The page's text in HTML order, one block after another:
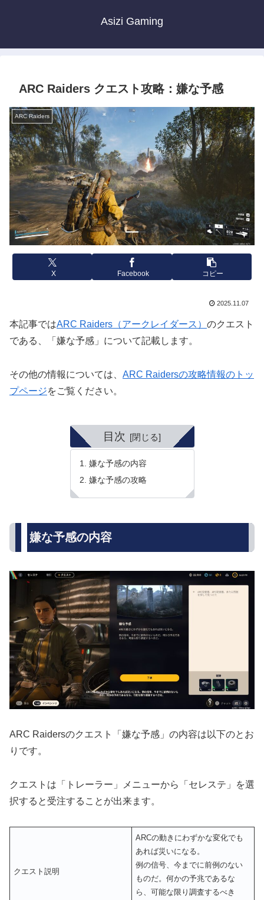
Asizi Gaming
ARC Raiders クエスト攻略：嫌な予感
ARC Raiders
X Facebook コピー
2025.11.07
本記事ではARC Raiders（アークレイダース） のクエスト
である、「嫌な予感」について記載します。
その他の情報については、 ARC Raidersの攻略情報のトッ
プページをご覧ください。
目次
嫌な予感の内容
嫌な予感の攻略
嫌な予感の内容
ARC Raidersのクエスト「嫌な予感」の内容は以下のとお
りです。
クエストは「トレーラー」メニューから「セレステ」を選
択すると受注することが出来ます。
クエスト説明
ARCの動きにわずかな変化でも
あれば災いになる。
例の信号、今までに前例のない
ものだ。何かの予兆であるな
ら、可能な限り調査するべき